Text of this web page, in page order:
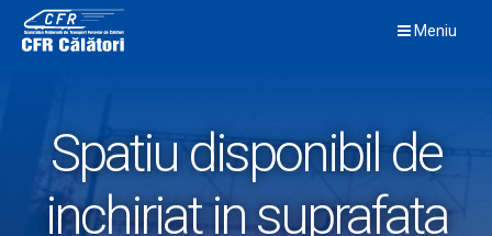
content
Meniu
Spatiu disponibil de
inchiriat in suprafata